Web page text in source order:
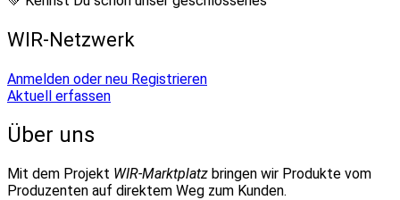
WIR-Netzwerk
Anmelden oder neu Registrieren
Aktuell erfassen
Über uns
Mit dem Projekt WIR-Marktplatz bringen wir Produkte vom
Produzenten auf direktem Weg zum Kunden.